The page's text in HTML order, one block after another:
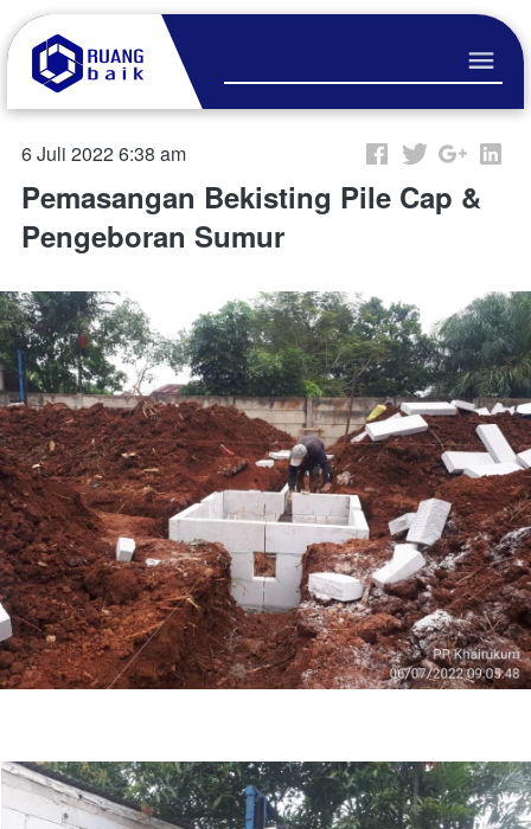
6 Juli 2022 6:38 am
Pemasangan Bekisting Pile Cap &
Pengeboran Sumur